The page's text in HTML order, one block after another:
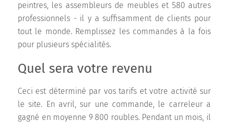
peintres, les assembleurs de meubles et 580 autres
professionnels - il y a suffisamment de clients pour
tout le monde. Remplissez les commandes à la fois
pour plusieurs spécialités.
Quel sera votre revenu
Ceci est déterminé par vos tarifs et votre activité sur
le site. En avril, sur une commande, le carreleur a
gagné en moyenne 9 800 roubles. Pendant un mois, il